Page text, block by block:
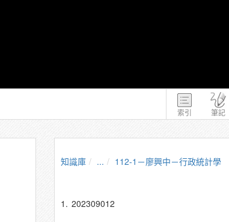
索引 筆記
知識庫 ... 112-1－廖興中－行政統計學
1. 202309012